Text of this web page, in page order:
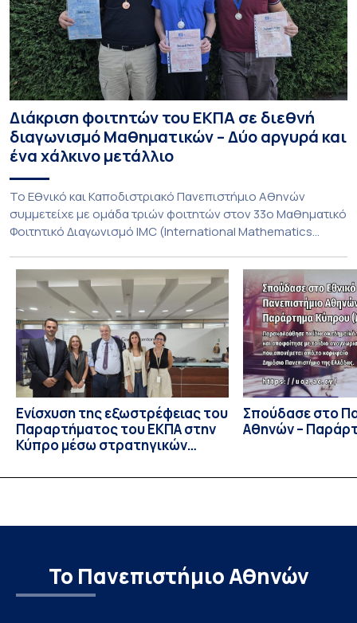
Διάκριση φοιτητών του ΕΚΠΑ σε διεθνή
διαγωνισμό Μαθηματικών – Δύο αργυρά και
ένα χάλκινο μετάλλιο
To Εθνικό και Καποδιστριακό Πανεπιστήμιο Αθηνών
συμμετείχε με ομάδα τριών φοιτητών στον 33ο Μαθηματικό
Φοιτητικό Διαγωνισμό IMC (International Mathematics
Ιουλίου στο Blagoevgrad της Βουλγαρίας. Σε αυτόν
συμμετείχαν 447 φοιτητές εκπροσωπώντας 135
πανεπιστήμια από 46 χώρες. Από την Ελλάδα, συμμετείχαν
επίσης το Εθνικό Μετσόβιο Πολυτεχνείο, το Αριστοτέλειο
Πανεπιστήμιο […]
Ενίσχυση της εξωστρέφειας του
Παραρτήματος του ΕΚΠΑ στην
Κύπρο μέσω στρατηγικών
Σπούδασε στο
Αθηνών –
Το Πανεπιστήμιο Αθηνών